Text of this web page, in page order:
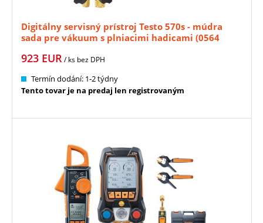
Digitálny servisný prístroj Testo 570s - múdra
sada pre vákuum s plniacimi hadicami (0564
923 EUR/ ks bez DPH
Termín dodání: 1-2 týdny
Tento tovar je na predaj len registrovaným